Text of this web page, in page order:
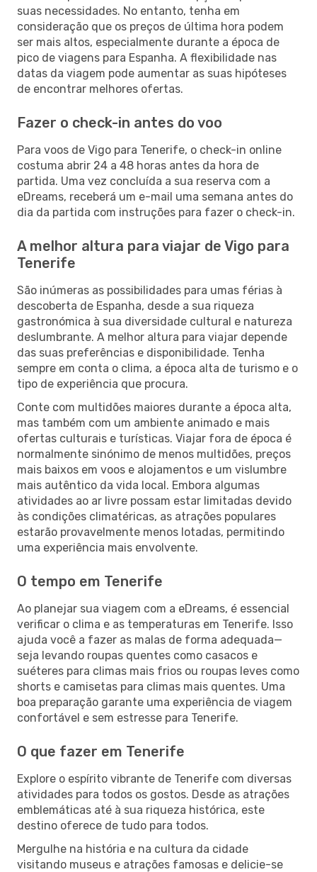
suas necessidades. No entanto, tenha em
consideração que os preços de última hora podem
ser mais altos, especialmente durante a época de
pico de viagens para Espanha. A flexibilidade nas
datas da viagem pode aumentar as suas hipóteses
de encontrar melhores ofertas.
Fazer o check-in antes do voo
Para voos de Vigo para Tenerife, o check-in online
costuma abrir 24 a 48 horas antes da hora de
partida. Uma vez concluída a sua reserva com a
eDreams, receberá um e-mail uma semana antes do
dia da partida com instruções para fazer o check-in.
A melhor altura para viajar de Vigo para
Tenerife
São inúmeras as possibilidades para umas férias à
descoberta de Espanha, desde a sua riqueza
gastronómica à sua diversidade cultural e natureza
deslumbrante. A melhor altura para viajar depende
das suas preferências e disponibilidade. Tenha
sempre em conta o clima, a época alta de turismo e o
tipo de experiência que procura.
Conte com multidões maiores durante a época alta,
mas também com um ambiente animado e mais
ofertas culturais e turísticas. Viajar fora de época é
normalmente sinónimo de menos multidões, preços
mais baixos em voos e alojamentos e um vislumbre
mais autêntico da vida local. Embora algumas
atividades ao ar livre possam estar limitadas devido
às condições climatéricas, as atrações populares
estarão provavelmente menos lotadas, permitindo
uma experiência mais envolvente.
O tempo em Tenerife
Ao planejar sua viagem com a eDreams, é essencial
verificar o clima e as temperaturas em Tenerife. Isso
ajuda você a fazer as malas de forma adequada—
seja levando roupas quentes como casacos e
suéteres para climas mais frios ou roupas leves como
shorts e camisetas para climas mais quentes. Uma
boa preparação garante uma experiência de viagem
confortável e sem estresse para Tenerife.
O que fazer em Tenerife
Explore o espírito vibrante de Tenerife com diversas
atividades para todos os gostos. Desde as atrações
emblemáticas até à sua riqueza histórica, este
destino oferece de tudo para todos.
Mergulhe na história e na cultura da cidade
visitando museus e atrações famosas e delicie-se